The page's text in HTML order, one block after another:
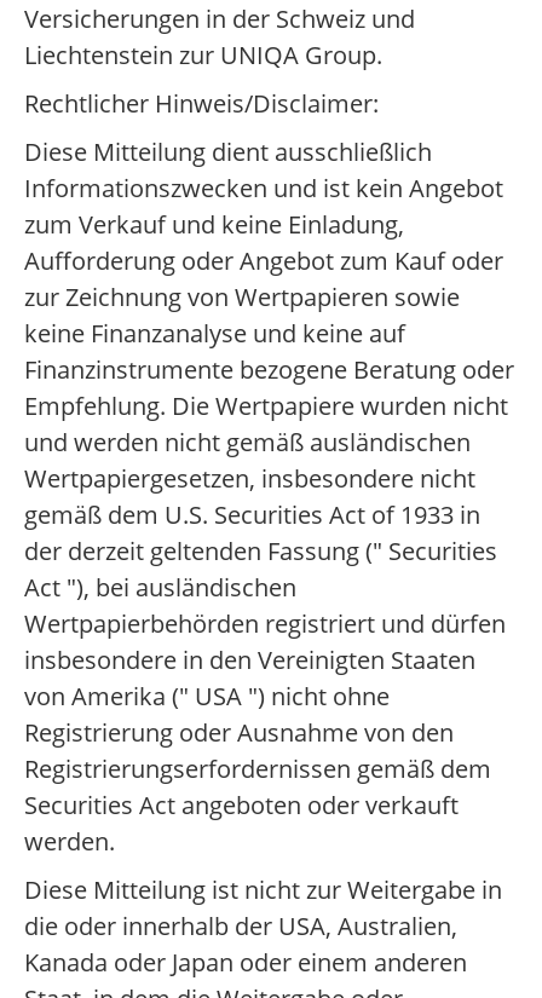
Versicherungen in der Schweiz und
Liechtenstein zur UNIQA Group.
Rechtlicher Hinweis/Disclaimer:
Diese Mitteilung dient ausschließlich
Informationszwecken und ist kein Angebot
zum Verkauf und keine Einladung,
Aufforderung oder Angebot zum Kauf oder
zur Zeichnung von Wertpapieren sowie
keine Finanzanalyse und keine auf
Finanzinstrumente bezogene Beratung oder
Empfehlung. Die Wertpapiere wurden nicht
und werden nicht gemäß ausländischen
Wertpapiergesetzen, insbesondere nicht
gemäß dem U.S. Securities Act of 1933 in
der derzeit geltenden Fassung (" Securities
Act "), bei ausländischen
Wertpapierbehörden registriert und dürfen
insbesondere in den Vereinigten Staaten
von Amerika (" USA ") nicht ohne
Registrierung oder Ausnahme von den
Registrierungserfordernissen gemäß dem
Securities Act angeboten oder verkauft
werden.
Diese Mitteilung ist nicht zur Weitergabe in
die oder innerhalb der USA, Australien,
Kanada oder Japan oder einem anderen